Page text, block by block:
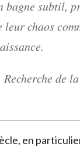
bagne subtil,
leur chaos
Recherche de
en